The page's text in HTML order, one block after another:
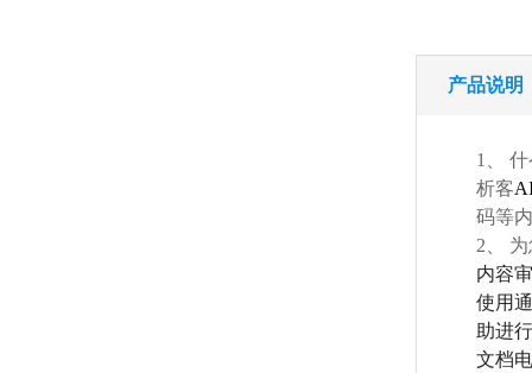
产品说明
1、 什
析客
码等
2、
内容
使用
助进
文档